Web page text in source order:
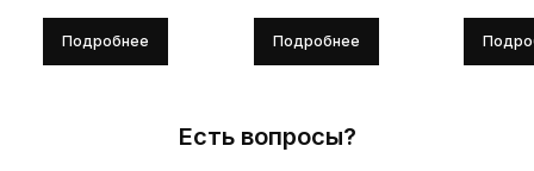
Подробнее Подробнее
Есть вопросы?